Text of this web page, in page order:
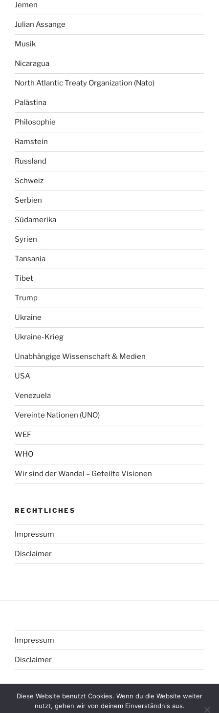
Jemen
Julian Assange
Musik
Nicaragua
North Atlantic Treaty Organization (Nato)
Palästina
Philosophie
Ramstein
Russland
Schweiz
Serbien
Südamerika
Syrien
Tansania
Tibet
Trump
Ukraine
Ukraine-Krieg
Unabhängige Wissenschaft & Medien
USA
Venezuela
Vereinte Nationen (UNO)
WEF
WHO
Wir sind der Wandel – Geteilte Visionen
RECHTLICHES
Impressum
Disclaimer
Impressum
Disclaimer
Diese Website benutzt Cookies. Wenn du die Website weiter
nutzt, gehen wir von deinem Einverständnis aus.